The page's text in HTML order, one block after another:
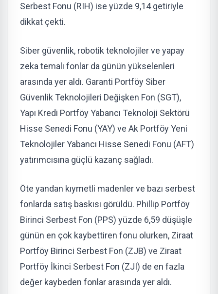
Serbest Fonu (RIH) ise yüzde 9,14 getiriyle
dikkat çekti.
Siber güvenlik, robotik teknolojiler ve yapay
zeka temalı fonlar da günün yükselenleri
arasında yer aldı. Garanti Portföy Siber
Güvenlik Teknolojileri Değişken Fon (SGT),
Yapı Kredi Portföy Yabancı Teknoloji Sektörü
Hisse Senedi Fonu (YAY) ve Ak Portföy Yeni
Teknolojiler Yabancı Hisse Senedi Fonu (AFT)
yatırımcısına güçlü kazanç sağladı.
Öte yandan kıymetli madenler ve bazı serbest
fonlarda satış baskısı görüldü. Phillip Portföy
Birinci Serbest Fon (PPS) yüzde 6,59 düşüşle
günün en çok kaybettiren fonu olurken, Ziraat
Portföy Birinci Serbest Fon (ZJB) ve Ziraat
Portföy İkinci Serbest Fon (ZJI) de en fazla
değer kaybeden fonlar arasında yer aldı.